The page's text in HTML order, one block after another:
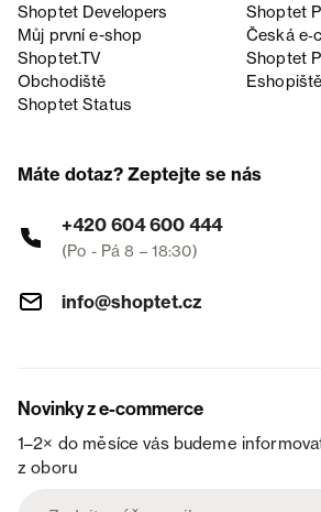
Shoptet Developers
Shoptet
Můj první e-shop
Česká
Shoptet.TV
Shoptet
Obchodiště
Eshopiště
Shoptet Status
Máte dotaz? Zeptejte se nás
+420 604 600 444
(Po - Pá 8 – 18:30)
info@shoptet.cz
Novinky z e-commerce
1–2× do měsíce vás budeme
z oboru